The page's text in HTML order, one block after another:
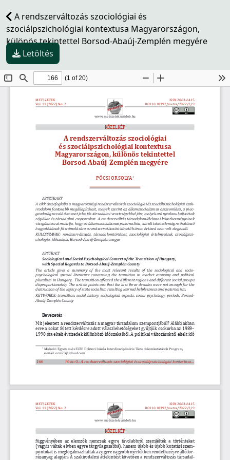
A rendszerváltozás szociológiai és
szociálpszichológiai kontextusa Magyarországon,
különös tekintettel Borsod-Abaúj-Zemplén megyére
Letöltés